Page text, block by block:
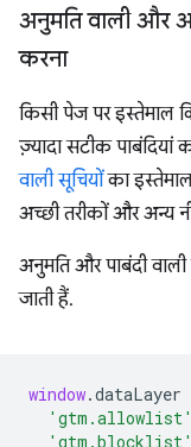
अनुमति वाली और
करना
किसी पेज पर इस्तेमाल
ज़्यादा सटीक
वाली सूचियोंका
अच्छी तरीकों और अन्य
अनुमति और पाबंदी
जाती हैं.
window.dataLayer
'gtm.allowlist'
'gtm.blocklist'